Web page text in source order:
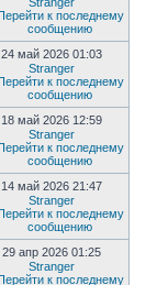
24 май 2026 01:03
Stranger
18 май 2026 12:59
Stranger
14 май 2026 21:47
Stranger
29 апр 2026 01:25
Stranger